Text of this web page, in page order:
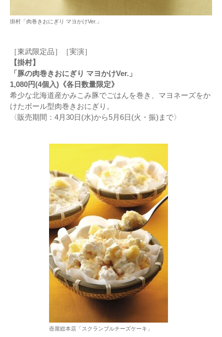
掛村「肉巻きおにぎり マヨかけVer.」
［東武限定品］［実演］
【掛村】
「豚の肉巻きおにぎり マヨかけVer.」
1,080円(4個入)《各日数量限定》
希少な北海道産かみこみ豚でごはんを巻き、マヨネーズをか
けたボール型肉巻きおにぎり。
〈販売期間：4月30日(水)から5月6日(火・振)まで〉
壺屋総本店「スクランブルチーズケーキ」